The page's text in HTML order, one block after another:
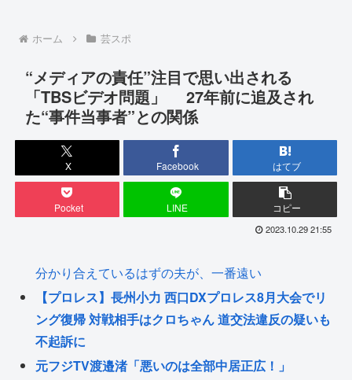
ホーム 芸スポ
“メディアの責任”注目で思い出される
「TBSビデオ問題」 27年前に追及され
た“事件当事者”との関係
X Facebook はてブ
Pocket LINE コピー
2023.10.29 21:55
分かり合えているはずの夫が、一番遠い
【プロレス】長州小力 西口DXプロレス8月大会でリ
ング復帰 対戦相手はクロちゃん 道交法違反の疑いも
不起訴に
元フジTV渡邉渚「悪いのは全部中居正広！」